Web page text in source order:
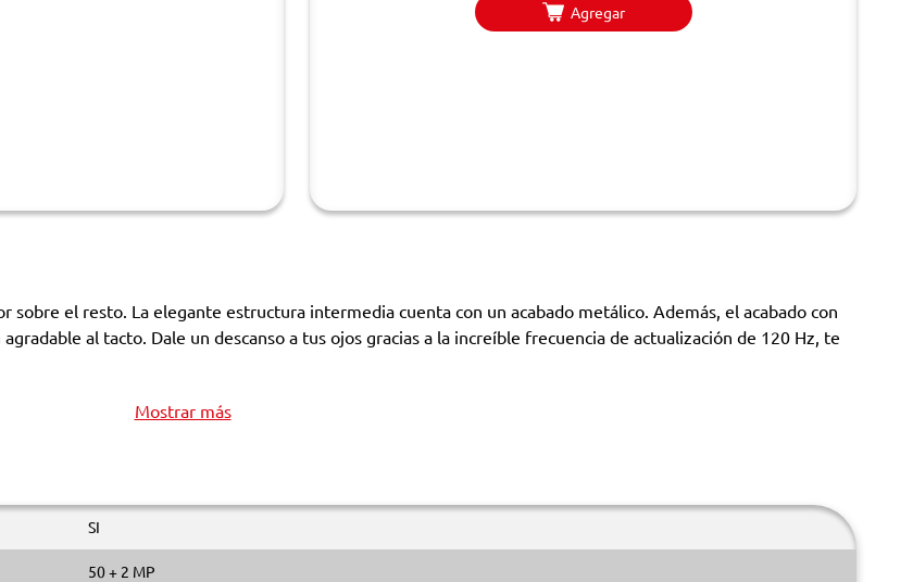
Agregar
sobre el resto. La elegante estructura intermedia cuenta con un acabado metálico. Además, el acabado con
al tacto. Dale un descanso a tus ojos gracias a la increíble frecuencia de actualización de 120 Hz, te
Mostrar más
SI
50 + 2 MP